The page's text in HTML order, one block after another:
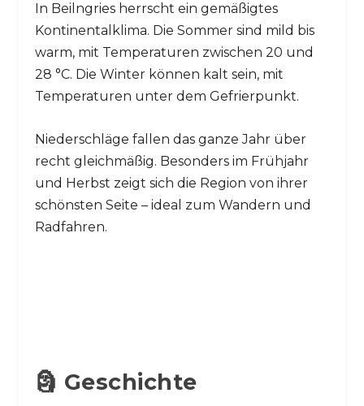
In Beilngries herrscht ein gemäßigtes
Kontinentalklima. Die Sommer sind mild bis
warm, mit Temperaturen zwischen 20 und
28 °C. Die Winter können kalt sein, mit
Temperaturen unter dem Gefrierpunkt.
Niederschläge fallen das ganze Jahr über
recht gleichmäßig. Besonders im Frühjahr
und Herbst zeigt sich die Region von ihrer
schönsten Seite – ideal zum Wandern und
Radfahren.
🗿 Geschichte